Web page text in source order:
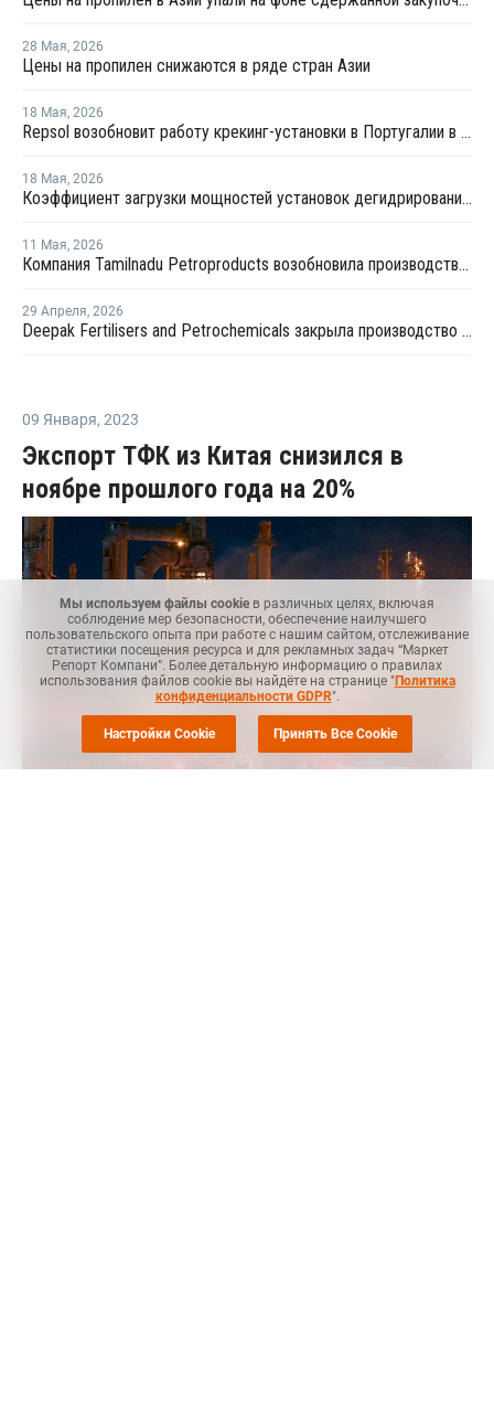
28 Мая, 2026
Цены на пропилен снижаются в ряде стран Азии
18 Мая, 2026
Repsol возобновит работу крекинг-установки в Португалии в июне
18 Мая, 2026
Коэффициент загрузки мощностей установок дегидрированию пропана в Китае в мае снизится примерно до 50%
11 Мая, 2026
Компания Tamilnadu Petroproducts возобновила производство окиси пропилена
29 Апреля, 2026
Deepak Fertilisers and Petrochemicals закрыла производство изопропилового спирта из-за перебоев в поставках пропилена
09 Января, 2023
Экспорт ТФК из Китая снизился в
ноябре прошлого года на 20%
Мы используем файлы cookie в различных целях, включая
соблюдение мер безопасности, обеспечение наилучшего
пользовательского опыта при работе с нашим сайтом, отслеживание
статистики посещения ресурса и для рекламных задач “Маркет
Репорт Компани”. Более детальную информацию о правилах
использования файлов cookie вы найдёте на странице "Политика
конфиденциальности GDPR".
Настройки Cookie Принять Все Cookie